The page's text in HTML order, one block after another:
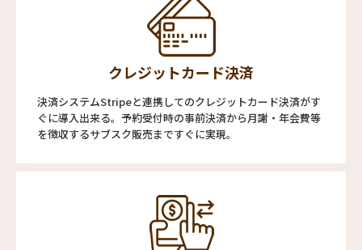
クレジットカード決済
決済システムStripeと連携してのクレジットカード決済がす
ぐに導入出来る。予約受付時の事前決済から月謝・年会費等
を徴収するサブスク販売まですぐに実現。